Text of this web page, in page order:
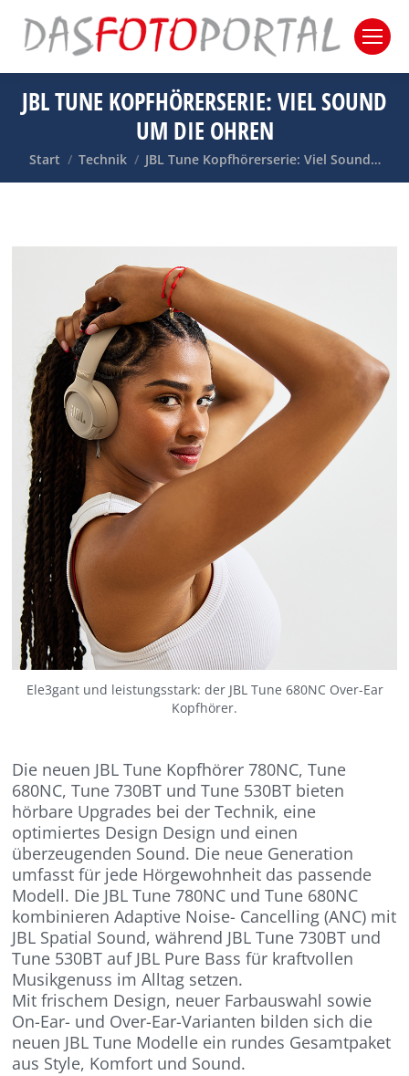
JBL TUNE KOPFHÖRERSERIE: VIEL SOUND
UM DIE OHREN
Sie befinden sich hier:
Start Technik JBL Tune Kopfhörerserie: Viel Sound…
Ele3gant und leistungsstark: der JBL Tune 680NC Over-Ear
Kopfhörer.
Die neuen JBL Tune Kopfhörer 780NC, Tune
680NC, Tune 730BT und Tune 530BT bieten
hörbare Upgrades bei der Technik, eine
optimiertes Design Design und einen
überzeugenden Sound. Die neue Generation
umfasst für jede Hörgewohnheit das passende
Modell. Die JBL Tune 780NC und Tune 680NC
kombinieren Adaptive Noise- Cancelling (ANC) mit
JBL Spatial Sound, während JBL Tune 730BT und
Tune 530BT auf JBL Pure Bass für kraftvollen
Musikgenuss im Alltag setzen.
Mit frischem Design, neuer Farbauswahl sowie
On-Ear- und Over-Ear-Varianten bilden sich die
neuen JBL Tune Modelle ein rundes Gesamtpaket
aus Style, Komfort und Sound.